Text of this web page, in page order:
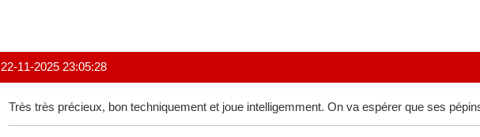
22-11-2025 23:05:28
Très très précieux, bon techniquement et joue intelligemment. On va espérer que ses